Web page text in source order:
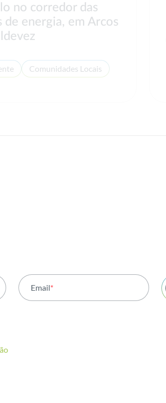
no corredor das
de energia, em Arcos
Comunidades Locais
Email*